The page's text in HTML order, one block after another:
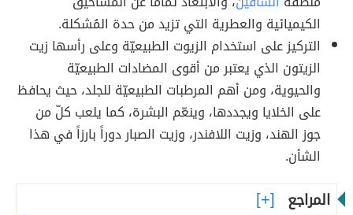
الكيميائية والعطرية التي تزيد من حدة المُشكلة.
التركيز على استخدام الزيوت الطبيعيّة وعلى رأسها زيت
الزيتون الذي يعتبر من أقوى المضادات الطبيعيّة
والحيوية، ومن أهم المرطبات الطبيعيّة للجلد، حيث يحافظ
على الخلايا ويجددها، وينعّم البشرة، كما يلعب كلّ من
جوز الهند، وزيت اللافندر، وزيت الصبار دوراً بارزاً في هذا
الشأن.
المراجع